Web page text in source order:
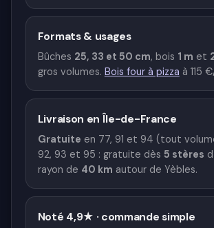
Formats & usages
Bûches 25, 33 et 50 cm, bois 1 m et
gros volumes. Bois four à pizza à 115
Livraison en Île-de-France
Gratuite en 77, 91 et 94 (tout
92, 93 et 95 : gratuite dès 5 stères
rayon de 40 km autour de Yèbles.
Noté 4,9★ · commande simple